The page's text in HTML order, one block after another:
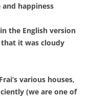
and happiness
the English version
it was cloudy
various houses,
(we are one of